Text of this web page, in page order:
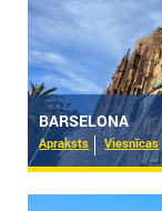
BARSELONA
Apraksts Viesnīcas